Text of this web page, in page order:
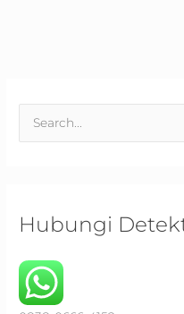
h
f
o
r
Hubungi